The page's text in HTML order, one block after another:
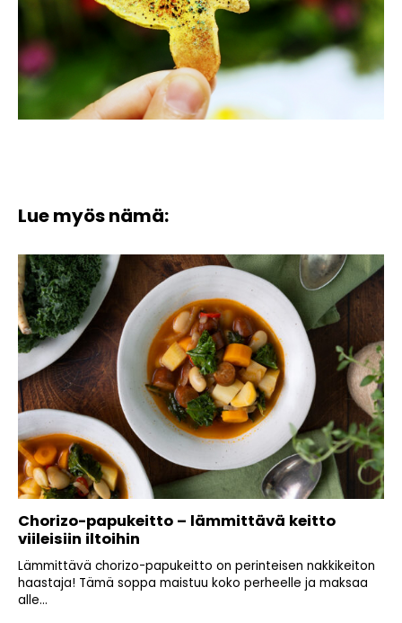
Lue myös nämä:
Chorizo-papukeitto – lämmittävä keitto
viileisiin iltoihin
Lämmittävä chorizo-papukeitto on perinteisen nakkikeiton
haastaja! Tämä soppa maistuu koko perheelle ja maksaa
alle...